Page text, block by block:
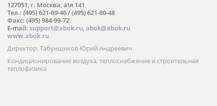
127051, г. Москва, а\я 141
Тел.: (495) 621-69-46 / (495) 621-80-48
Факс: (495) 984-99-72
E-mail: support@abok.ru,abok@abok.ru
www.abok.ru
Директор: Табунщиков Юрий Андреевич
Кондиционирование воздуха, теплоснабжение и строительная
теплофизика